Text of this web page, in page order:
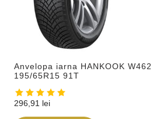
Anvelopa iarna HANKOOK
195/65R15 91T
296,91 lei